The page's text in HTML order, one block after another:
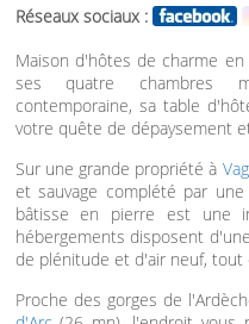
Réseaux sociaux :
Maison d'hôtes de charme
ses quatre chambres
contemporaine, sa table
votre quête de dépaysement
Sur une grande propriété à
et sauvage complété par
bâtisse en pierre est une
hébergements disposent
de plénitude et d'air neuf, tout
Proche des gorges de